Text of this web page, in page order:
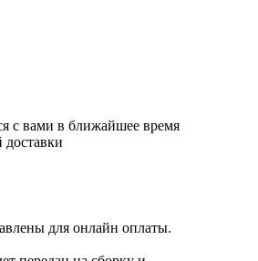
с вами в ближайшее время
доставки
для онлайн оплаты.